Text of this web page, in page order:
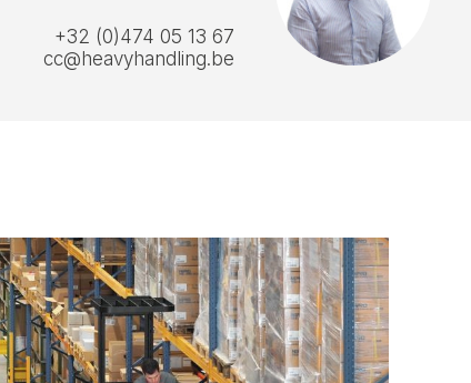
+32 (0)474 05 13 67
cc@heavyhandling.be